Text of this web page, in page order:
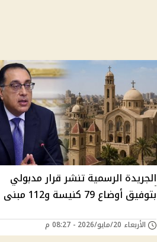
الجريدة الرسمية تنشر قرار مدبولي
بتوفيق أوضاع 79 كنيسة و112 مبنى
الأربعاء 20/مايو/2026 - 08:27 م